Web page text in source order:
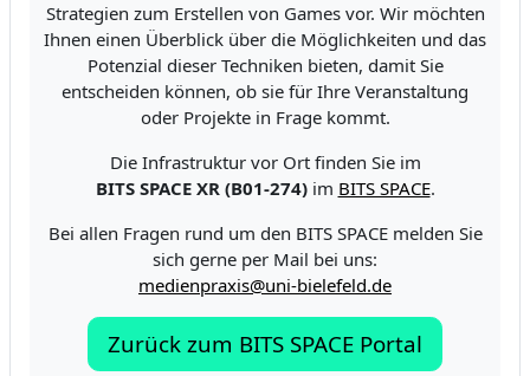
Strategien zum Erstellen von Games vor. Wir möchten
Ihnen einen Überblick über die Möglichkeiten und das
Potenzial dieser Techniken bieten, damit Sie
entscheiden können, ob sie für Ihre Veranstaltung
oder Projekte in Frage kommt.
Die Infrastruktur vor Ort finden Sie im
BITS SPACE XR (B01-274)im BITS SPACE.
Bei allen Fragen rund um den BITS SPACE melden Sie
sich gerne per Mail bei uns:
medienpraxis@uni-bielefeld.de
Zurück zum BITS SPACE Portal